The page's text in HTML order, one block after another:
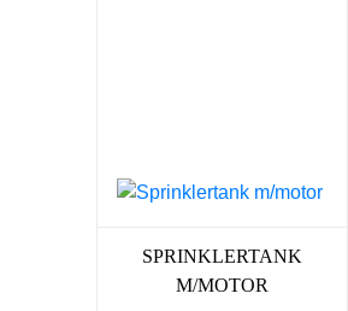
SPRINKLERTANK
M/MOTOR